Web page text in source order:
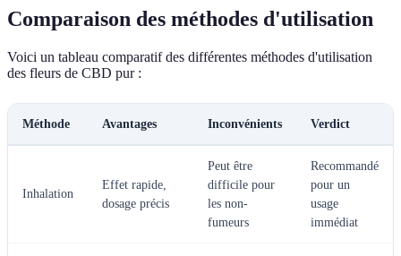
Comparaison des méthodes d'utilisation
Voici un tableau comparatif des différentes méthodes d'utilisation
des fleurs de CBD pur :
Méthode Avantages Inconvénients Verdict
Inhalation
Effet rapide,
dosage précis
Peut être
difficile pour
les non-
fumeurs
Recommandé
pour un
usage
immédiat